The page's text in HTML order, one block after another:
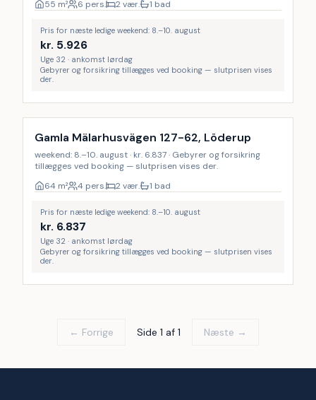
55 m² 6 pers. 2 vær. 1 bad
Pris for næste ledige weekend: 8.–10. august
kr. 5.926
Uge 32 · ankomst lørdag
Gebyrer og forsikring tillægges ved booking — slutprisen vises
der.
Gamla Mälarhusvägen 127-62, Löderup
weekend: 8.–10. august · kr. 6.837 · Gebyrer og forsikring
tillægges ved booking — slutprisen vises der.
64 m² 4 pers. 2 vær. 1 bad
Pris for næste ledige weekend: 8.–10. august
kr. 6.837
Uge 32 · ankomst lørdag
Gebyrer og forsikring tillægges ved booking — slutprisen vises
der.
← Forrige Side 1 af 1 Næste →